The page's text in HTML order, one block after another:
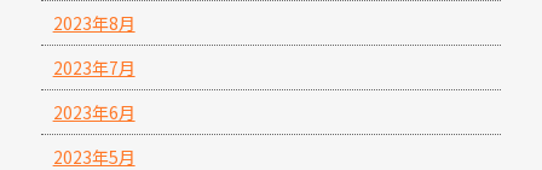
2023年8月
2023年7月
2023年6月
2023年5月